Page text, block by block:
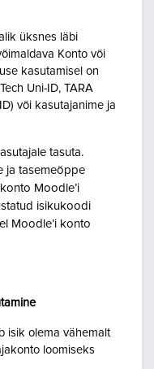
üksnes läbi
Konto või
kasutamisel on
Uni-ID, TARA
või kasutajanime ja
tasuta.
ja tasemeõppe
Moodle’i
isikukoodi
Moodle’i konto
isik olema vähemalt
loomiseks